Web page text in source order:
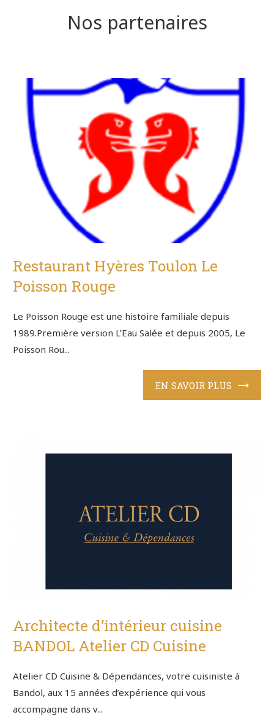
Nos partenaires
Restaurant Hyères Toulon Le
Poisson Rouge
Le Poisson Rouge est une histoire familiale depuis
1989.Première version L’Eau Salée et depuis 2005, Le
Poisson Rou...
EN SAVOIR PLUS
Architecte d’intérieur cuisine
BANDOL Atelier CD Cuisine
Atelier CD Cuisine & Dépendances, votre cuisiniste à
Bandol, aux 15 années d’expérience qui vous
accompagne dans v...